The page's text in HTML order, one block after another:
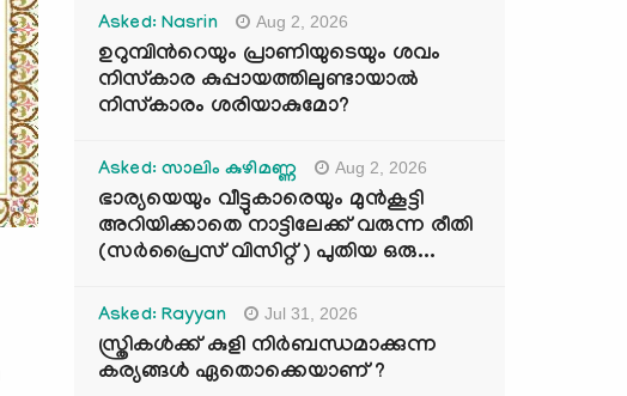
Asked: Nasrin Aug 2, 2026
ഉറുമ്പിന്‍റെയും പ്രാണിയുടെയും ശവം
നിസ്കാര കുപ്പായത്തിലുണ്ടായാൽ
നിസ്കാരം ശരിയാകുമോ?
Asked: സാലിം കുഴിമണ്ണ Aug 2, 2026
ഭാര്യയെയും വീട്ടുകാരെയും മുൻകൂട്ടി
അറിയിക്കാതെ നാട്ടിലേക്ക് വരുന്ന രീതി
(സർപ്രൈസ് വിസിറ്റ് ) പുതിയ ഒരു...
Asked: Rayyan Jul 31, 2026
സ്ത്രികൾക്ക് കുളി നിർബന്ധമാക്കുന്ന
കര്യങ്ങൾ ഏതൊക്കെയാണ് ?